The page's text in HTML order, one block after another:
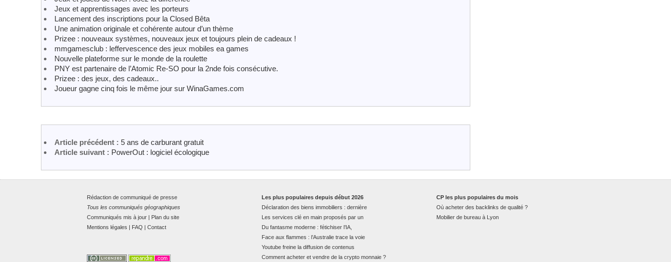
Jeux et apprentissages avec les porteurs
Lancement des inscriptions pour la Closed Bêta
Une animation originale et cohérente autour d’un thème
Prizee : nouveaux systèmes, nouveaux jeux et toujours plein de cadeaux !
mmgamesclub : leffervescence des jeux mobiles ea games
Nouvelle plateforme sur le monde de la roulette
PNY est partenaire de l’Atomic Re-SO pour la 2nde fois consécutive.
Prizee : des jeux, des cadeaux..
Joueur gagne cinq fois le même jour sur WinaGames.com
Article précédent : 5 ans de carburant gratuit
Article suivant : PowerOut : logiciel écologique
Rédaction de communiqué de presse
Tous les communiqués géographiques
Communiqués mis à jour | Plan du site
Mentions légales | FAQ | Contact
CP les plus populaires du mois
Où acheter des backlinks de qualité ?
Mobilier de bureau à Lyon
Les plus populaires depuis début 2026
Déclaration des biens immobiliers : dernière
Les services clé en main proposés par un
Du fantasme moderne : fétichiser l’IA,
Face aux flammes : l’Australie trace la voie
Youtube freine la diffusion de contenus
Comment acheter et vendre de la crypto monnaie ?